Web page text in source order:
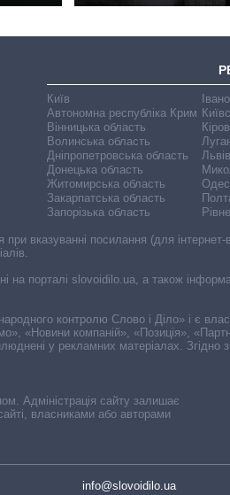
Київ
Автономна республіка Крим
Вінницька область
Волинська область
Дніпропетровська область
Донецька область
Житомирська область
Закарпатська область
Запорізька область
Адміністрація сайту залишає
власниками або авторами
info@slovoidilo.ua
вказуванні посилання (для
на порталі slovoidilo.ua, а також
контролю Слово і Діло» і є
«Новини компаній», «Позиція»,
у рекламних матеріалах. Згідно